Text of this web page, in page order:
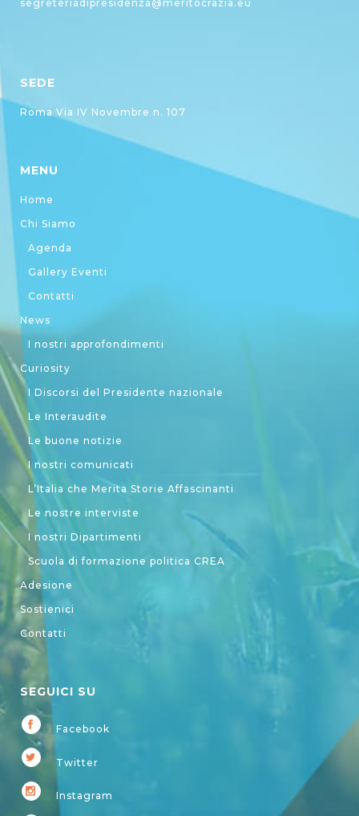
segreteriadipresidenza@meritocrazia.eu
SEDE
Roma Via IV Novembre n. 107
MENU
Home
Chi Siamo
Agenda
Gallery Eventi
Contatti
News
I nostri approfondimenti
Curiosity
I Discorsi del Presidente nazionale
Le Interaudite
Le buone notizie
I nostri comunicati
L’Italia che Merita Storie Affascinanti
Le nostre interviste
I nostri Dipartimenti
Scuola di formazione politica CREA
Adesione
Sostienici
Contatti
SEGUICI SU
Facebook
Twitter
Instagram